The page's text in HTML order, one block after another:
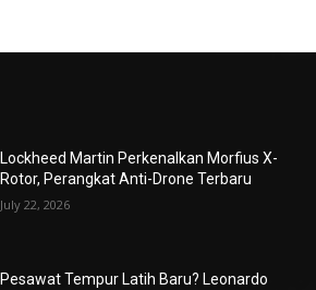
Lockheed Martin Perkenalkan Morfius X-
Rotor, Perangkat Anti-Drone Terbaru
July 22, 2026
Pesawat Tempur Latih Baru? Leonardo